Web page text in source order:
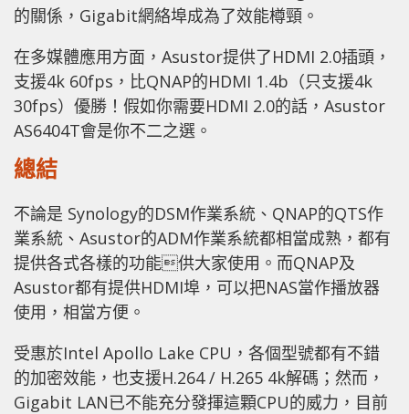
的關係，Gigabit網絡埠成為了效能樽頸。
在多媒體應用方面，Asustor提供了HDMI 2.0插頭，
支援4k 60fps，比QNAP的HDMI 1.4b（只支援4k
30fps）優勝！假如你需要HDMI 2.0的話，Asustor
AS6404T會是你不二之選。
總結
不論是 Synology的DSM作業系統、QNAP的QTS作
業系統、Asustor的ADM作業系統都相當成熟，都有
提供各式各樣的功能供大家使用。而QNAP及
Asustor都有提供HDMI埠，可以把NAS當作播放器
使用，相當方便。
受惠於Intel Apollo Lake CPU，各個型號都有不錯
的加密效能，也支援H.264 / H.265 4k解碼；然而，
Gigabit LAN已不能充分發揮這顆CPU的威力，目前